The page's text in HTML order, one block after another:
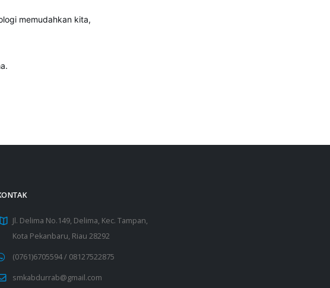
memudahkan kita,
Jl. Delima No.149, Delima, Kec. Tampan,
Kota Pekanbaru, Riau 28292
(0761)6705594 / 08127522875
smkabdurrab@gmail.com